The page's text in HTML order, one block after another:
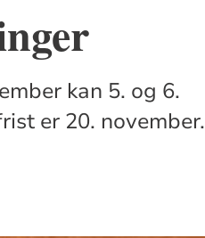
kan 5. og 6.
er 20. november.